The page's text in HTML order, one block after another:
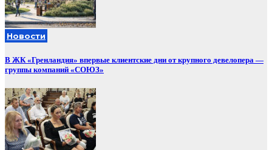
Новости
В ЖК «Гренландия» впервые клиентские дни от крупного девелопера —
группы компаний «СОЮЗ»